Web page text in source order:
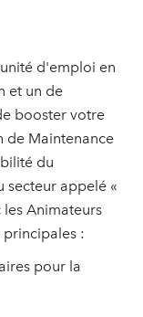
d'emploi en
et un de
booster votre
de Maintenance
du
secteur appelé «
Animateurs
:
pour la